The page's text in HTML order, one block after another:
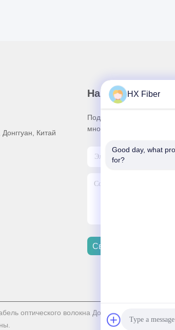
Китай
Наш
Подпишитесь на нашу
многое другое.
Связаться С Нами
оптического волокна Доставщик. 2024-2026
HX Fiber
Good day, what
for?